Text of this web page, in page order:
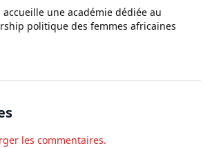
accueille une académie dédiée au
politique des femmes africaines
les commentaires.